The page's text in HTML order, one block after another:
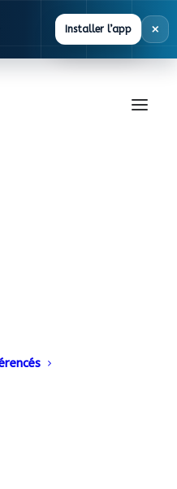
Installer l’app ×
11 –